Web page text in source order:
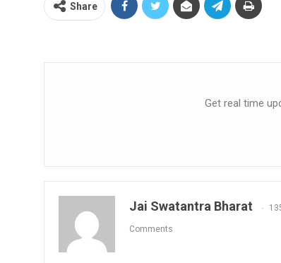
Share
Get real time
Jai Swatantra Bharat
Comments